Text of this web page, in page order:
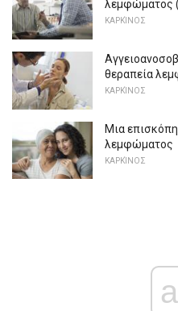
λεμφώματος
ΚΑΡΚΊΝΟΣ
θεραπεία
ΚΑΡΚΊΝΟΣ
Μια
λεμφώματος
ΚΑΡΚΊΝΟΣ